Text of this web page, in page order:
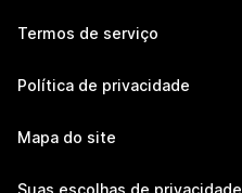
Termos de serviço
Política de privacidade
Mapa do site
Suas escolhas de privacidade